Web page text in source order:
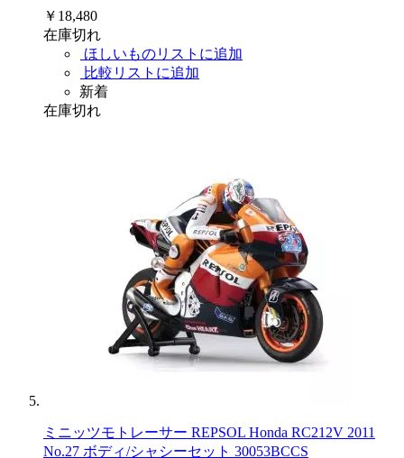
￥18,480
在庫切れ
ほしいものリストに追加
比較リストに追加
新着
在庫切れ
ミニッツモトレーサー REPSOL Honda RC212V 2011
No.27 ボディ/シャシーセット 30053BCCS